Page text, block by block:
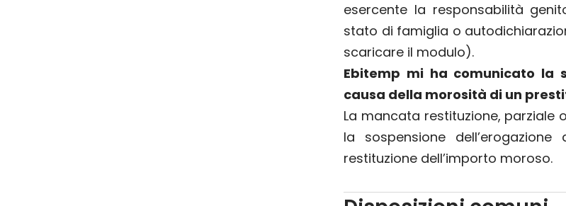
esercente la responsabilità
stato di famiglia o
scaricare il modulo).
Ebitemp mi ha comunicato la
causa della morosità di un
La mancata restituzione,
la sospensione
restituzione dell’importo moroso.